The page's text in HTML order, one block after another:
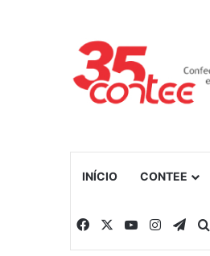
INÍCIO CONTEE
Facebook YouTube